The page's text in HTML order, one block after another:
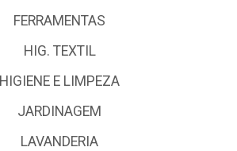
FERRAMENTAS
HIG. TEXTIL
HIGIENE E LIMPEZA
JARDINAGEM
LAVANDERIA